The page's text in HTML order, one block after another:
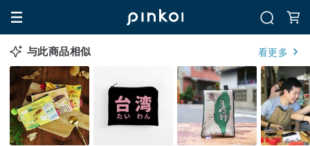
与此商品相似 看更多